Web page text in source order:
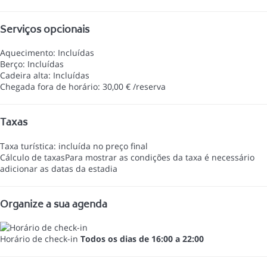
Serviços opcionais
Aquecimento: Incluídas
Berço: Incluídas
Cadeira alta: Incluídas
Chegada fora de horário: 30,00 € /reserva
Taxas
Taxa turística: incluída no preço final
Cálculo de taxasPara mostrar as condições da taxa é necessário
adicionar as datas da estadia
Organize a sua agenda
Horário de check-in Todos os dias de 16:00 a 22:00